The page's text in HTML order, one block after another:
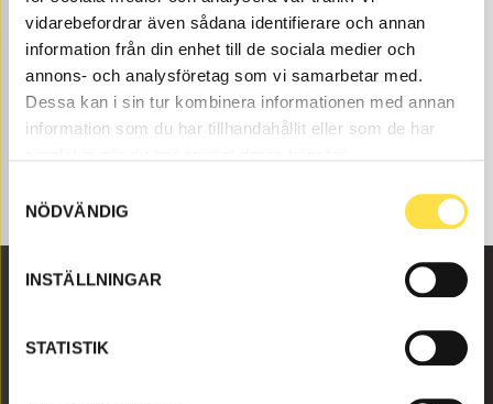
vidarebefordrar även sådana identifierare och annan
information från din enhet till de sociala medier och
annons- och analysföretag som vi samarbetar med.
Dessa kan i sin tur kombinera informationen med annan
information som du har tillhandahållit eller som de har
NÖDVÄNDIG
INSTÄLLNINGAR
STATISTIK
har filter transmission till alla Volvo
Entreprenadmaskiner och reservdelar som till filter
transmission som passar till Volvo baklastare BM 218.